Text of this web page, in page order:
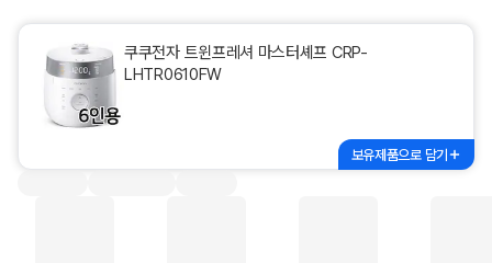
쿠쿠전자 트윈프레셔 마스터셰프 CRP-
LHTR0610FW
보유제품으로 담기